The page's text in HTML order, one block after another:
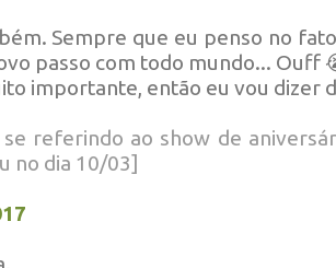
Sempre que eu penso no
passo com todo mundo... Ouff
importante, então eu vou dizer
se referindo ao show de
no dia 10/03]